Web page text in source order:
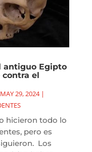
antiguo Egipto
el
MAY 29, 2024|
hicieron todo lo
pero es
Los